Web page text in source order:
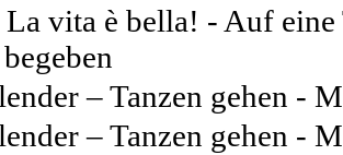
La vita è bella! - Auf eine
– Tanzen gehen -
– Tanzen gehen -